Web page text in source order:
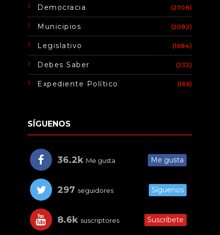
Democracia (2708)
Municipios (2082)
Legislativo (1684)
Debes Saber (232)
Expediente Político (169)
SÍGUENOS
36.2k Me gusta Me gusta
297 seguidores Síguenos
8.6k suscriptores Suscríbete